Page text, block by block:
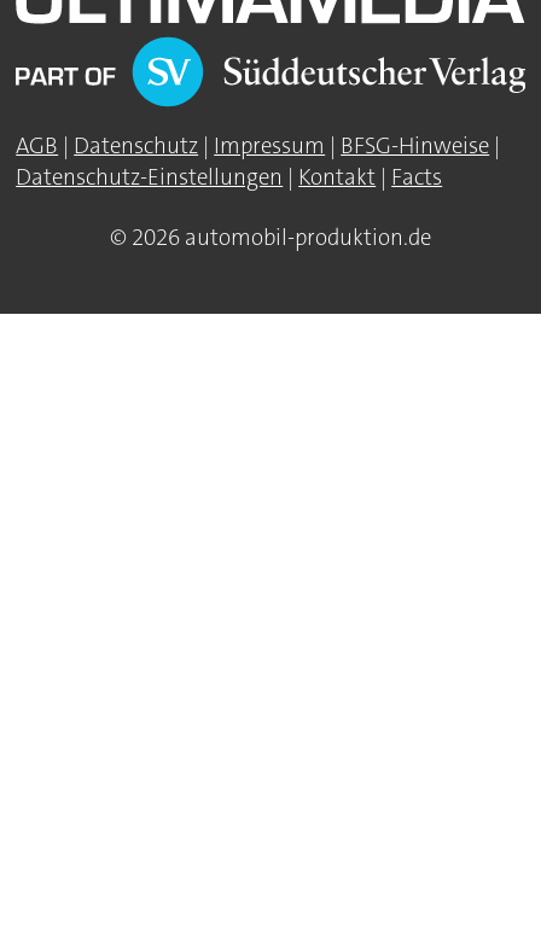
AGB | Datenschutz | Impressum | BFSG-Hinweise |
Datenschutz-Einstellungen | Kontakt | Facts
© 2026 automobil-produktion.de